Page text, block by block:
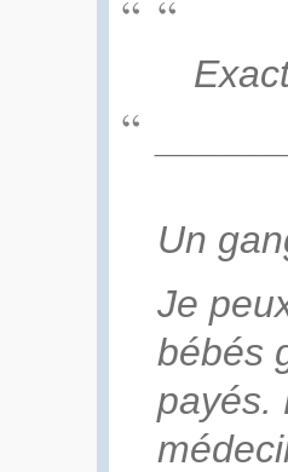
Un
Je
bébés
payés.